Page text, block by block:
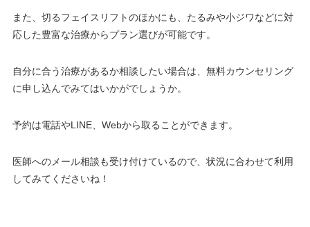
また、切るフェイスリフトのほかにも、たるみや小ジワなどに対
応した豊富な治療からプラン選びが可能です。
自分に合う治療があるか相談したい場合は、無料カウンセリング
に申し込んでみてはいかがでしょうか。
予約は電話やLINE、Webから取ることができます。
医師へのメール相談も受け付けているので、状況に合わせて利用
してみてくださいね！